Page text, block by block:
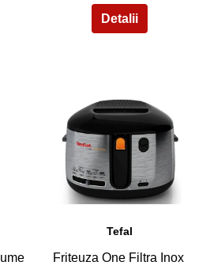
Tefal
Friteuza One Filtra Inox